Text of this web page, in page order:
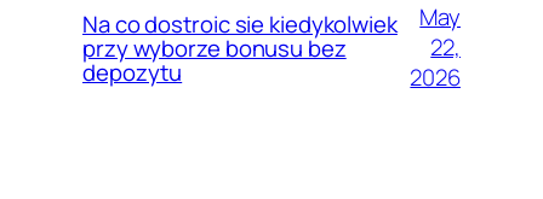
Na co dostroic sie kiedykolwiek
przy wyborze bonusu bez
depozytu
May
22,
2026